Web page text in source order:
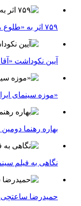
۷۵۹ اثر به «طلوع ماه» رسید
آیین نکوداشت
«موزه سینمای
بهاره رهنما
نگاهی به فیلم
حمیدرضا ساعتچی،